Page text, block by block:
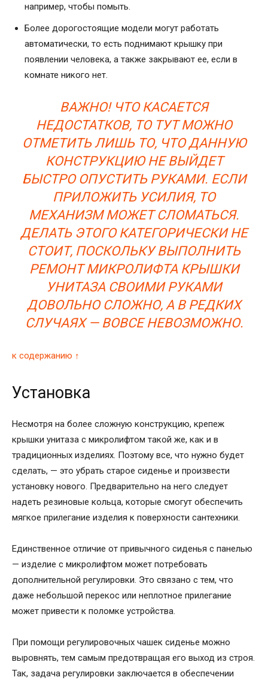
например, чтобы помыть.
Более дорогостоящие модели могут работать
автоматически, то есть поднимают крышку при
появлении человека, а также закрывают ее, если в
комнате никого нет.
ВАЖНО! ЧТО КАСАЕТСЯ
НЕДОСТАТКОВ, ТО ТУТ МОЖНО
ОТМЕТИТЬ ЛИШЬ ТО, ЧТО ДАННУЮ
КОНСТРУКЦИЮ НЕ ВЫЙДЕТ
БЫСТРО ОПУСТИТЬ РУКАМИ. ЕСЛИ
ПРИЛОЖИТЬ УСИЛИЯ, ТО
МЕХАНИЗМ МОЖЕТ СЛОМАТЬСЯ.
ДЕЛАТЬ ЭТОГО КАТЕГОРИЧЕСКИ НЕ
СТОИТ, ПОСКОЛЬКУ ВЫПОЛНИТЬ
РЕМОНТ МИКРОЛИФТА КРЫШКИ
УНИТАЗА СВОИМИ РУКАМИ
ДОВОЛЬНО СЛОЖНО, А В РЕДКИХ
СЛУЧАЯХ — ВОВСЕ НЕВОЗМОЖНО.
к содержанию ↑
Установка
Несмотря на более сложную конструкцию, крепеж
крышки унитаза с микролифтом такой же, как и в
традиционных изделиях. Поэтому все, что нужно будет
сделать, — это убрать старое сиденье и произвести
установку нового. Предварительно на него следует
надеть резиновые кольца, которые смогут обеспечить
мягкое прилегание изделия к поверхности сантехники.
Единственное отличие от привычного сиденья с панелью
— изделие с микролифтом может потребовать
дополнительной регулировки. Это связано с тем, что
даже небольшой перекос или неплотное прилегание
может привести к поломке устройства.
При помощи регулировочных чашек сиденье можно
выровнять, тем самым предотвращая его выход из строя.
Так, задача регулировки заключается в обеспечении